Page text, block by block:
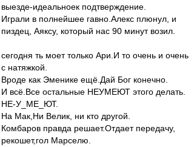
выезде-идеальноек подтверждение.
Играли в полнейшее гавно.Алекс плюнул, и
пиздец, Аяксу, который нас 90 минут возил.
сегодня ть моет только Ари.И то очень и очень
с натяжкой.
Вроде как Эменике ещё.Дай Бог конечно.
И всё.Все остальные НЕУМЕЮТ этого делать.
НЕ-У_МЕ_ЮТ.
На Мак,Ни Велик, ни кто другой.
Комбаров правда решает.Отдает передачу,
рекошет,гол Марселю.